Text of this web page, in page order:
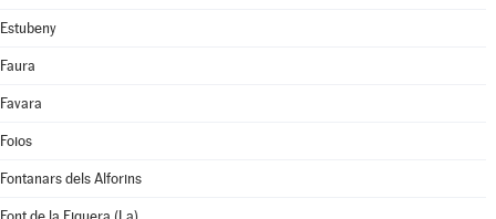
Estubeny
Faura
Favara
Foios
Fontanars dels Alforins